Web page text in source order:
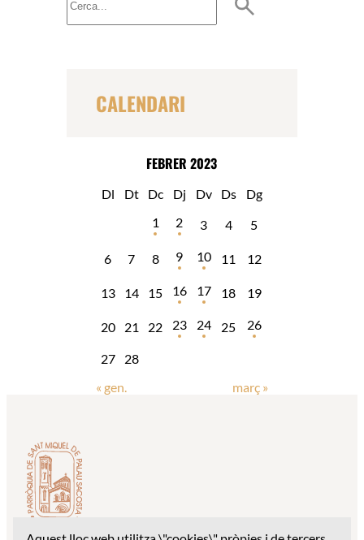
u
s
CALENDARI
FEBRER 2023
Dl Dt Dc Dj Dv Ds
Dg
1
2 3 4 5
6 7 8 9 10 11 12
13 14 15 16 17 18 19
20 21 22 23 24 25 26
27
28
« gen.
març »